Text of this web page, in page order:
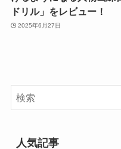
ドリル」をレビュー！
2025年6月27日
人気記事